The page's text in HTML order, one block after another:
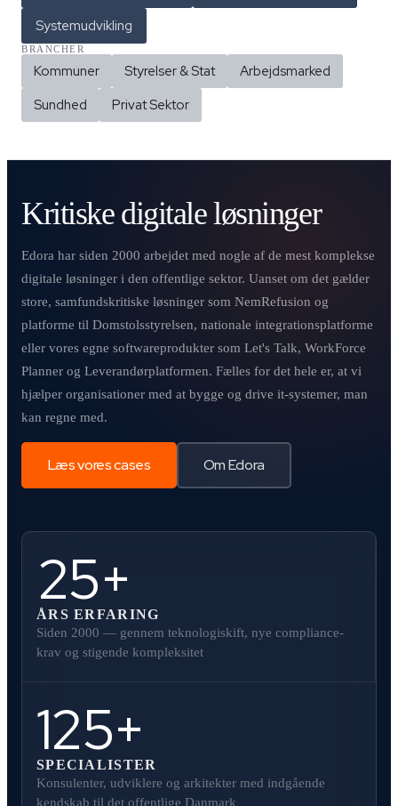
Systemudvikling
BRANCHER
Kommuner Styrelser & Stat
Arbejdsmarked
Sundhed
Privat Sektor
Kritiske digitale løsninger
Edora har siden 2000 arbejdet med nogle af de mest komplekse
digitale løsninger i den offentlige sektor. Uanset om det gælder
store, samfundskritiske løsninger som NemRefusion og
platforme til Domstolsstyrelsen, nationale integrationsplatforme
eller vores egne softwareprodukter som Let's Talk, WorkForce
Planner og Leverandørplatformen. Fælles for det hele er, at vi
hjælper organisationer med at bygge og drive it-systemer, man
kan regne med.
Læs vores cases Om Edora
25+
ÅRS ERFARING
Siden 2000 — gennem teknologiskift, nye compliance-
krav og stigende kompleksitet
125+
SPECIALISTER
Konsulenter, udviklere og arkitekter med indgående
kendskab til det offentlige Danmark